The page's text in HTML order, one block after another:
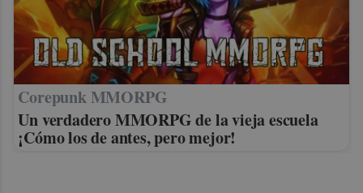
Corepunk MMORPG
Un verdadero MMORPG de la vieja escuela
¡Cómo los de antes, pero mejor!